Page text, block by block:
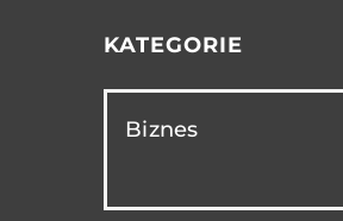
KATEGORIE
Biznes